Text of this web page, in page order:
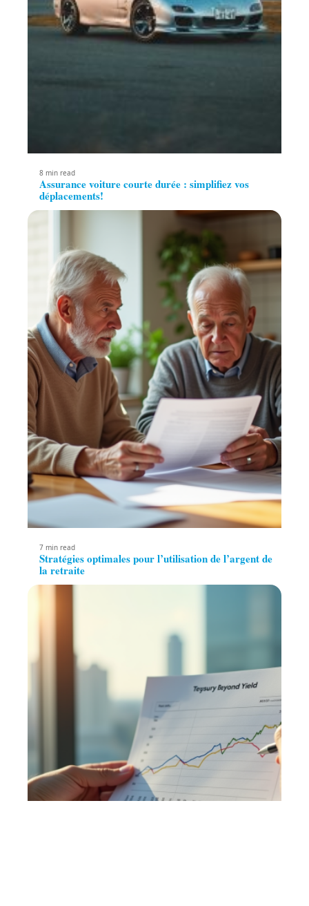
8 min read
Assurance voiture courte durée : simplifiez vos
déplacements!
7 min read
Stratégies optimales pour l’utilisation de l’argent de
la retraite